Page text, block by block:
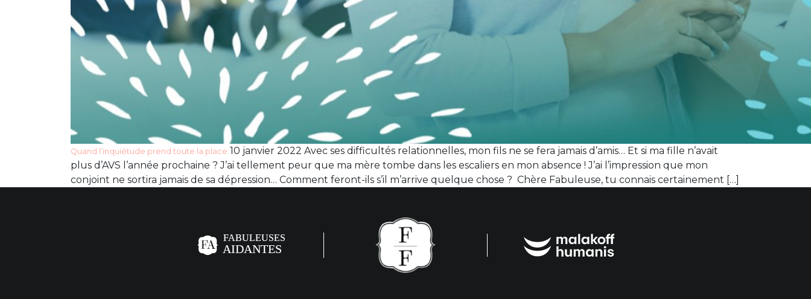
Quand l’inquiétude prend toute la place 10 janvier 2022 Avec ses difficultés relationnelles, mon fils ne se fera jamais d’amis… Et si ma fille n’avait
plus d’AVS l’année prochaine ? J’ai tellement peur que ma mère tombe dans les escaliers en mon absence ! J’ai l’impression que mon
conjoint ne sortira jamais de sa dépression… Comment feront-ils s’il m’arrive quelque chose ? Chère Fabuleuse, tu connais certainement […]